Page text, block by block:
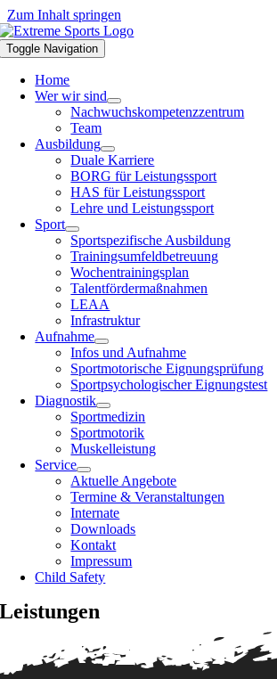
Zum Inhalt springen
Toggle Navigation
Home
Wer wir sind
Nachwuchskompetenzzentrum
Team
Ausbildung
Duale Karriere
BORG für Leistungssport
HAS für Leistungssport
Lehre und Leistungssport
Sport
Sportspezifische Ausbildung
Trainingsumfeldbetreuung
Wochentrainingsplan
Talentfördermaßnahmen
LEAA
Infrastruktur
Aufnahme
Infos und Aufnahme
Sportmotorische Eignungsprüfung
Sportpsychologischer Eignungstest
Diagnostik
Sportmedizin
Sportmotorik
Muskelleistung
Service
Aktuelle Angebote
Termine & Veranstaltungen
Internate
Downloads
Kontakt
Impressum
Child Safety
Leistungen